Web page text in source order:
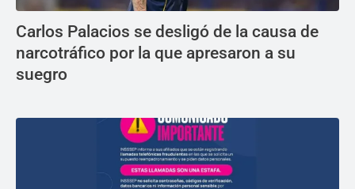
Carlos Palacios se desligó de la causa de
narcotráfico por la que apresaron a su
suegro